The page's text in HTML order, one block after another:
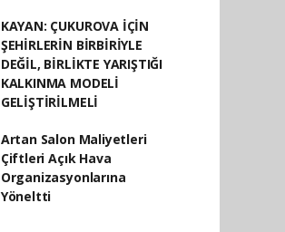
KAYAN: ÇUKUROVA İÇİN
ŞEHİRLERİN BİRBİRİYLE
DEĞİL, BİRLİKTE YARIŞTIĞI
KALKINMA MODELİ
GELİŞTİRİLMELİ
Artan Salon Maliyetleri
Çiftleri Açık Hava
Organizasyonlarına
Yöneltti